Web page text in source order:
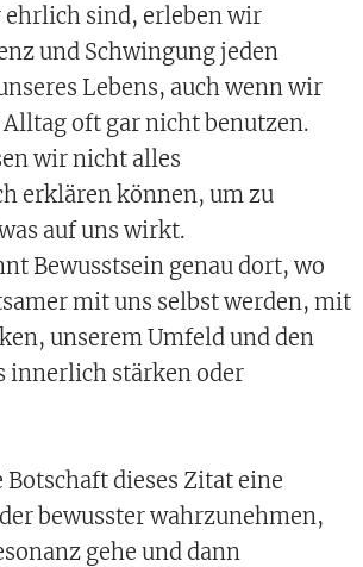
ehrlich sind, erleben wir
und Schwingung jeden
Lebens, auch wenn wir
Alltag oft gar nicht benutzen.
wir nicht alles
erklären können, um zu
auf uns wirkt.
Bewusstsein genau dort, wo
mit uns selbst werden, mit
unserem Umfeld und den
innerlich stärken oder
dieses Zitat eine
bewusster wahrzunehmen,
gehe und dann